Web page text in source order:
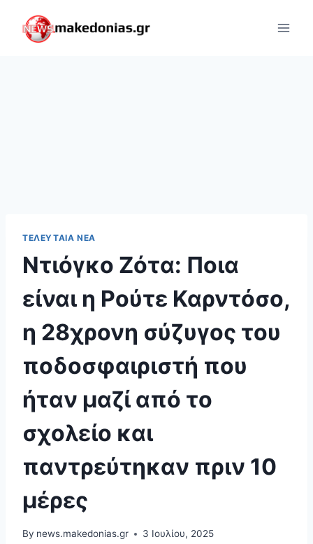
content
ΤΕΛΕΥΤΑΊΑ ΝΈΑ
Ντιόγκο Ζότα: Ποια
είναι η Ρούτε Καρντόσο,
η 28χρονη σύζυγος του
ποδοσφαιριστή που
ήταν μαζί από το
σχολείο και
παντρεύτηκαν πριν 10
μέρες
By news.makedonias.gr 3 Ιουλίου, 2025